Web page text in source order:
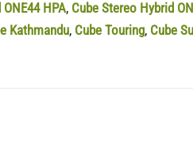
HPA, Cube Stereo Hybrid
Kathmandu, Cube Touring, Cube